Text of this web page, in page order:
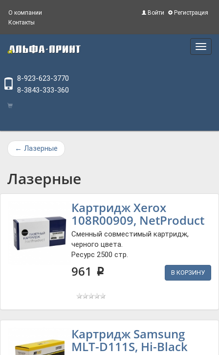
Войти Регистрация
О компании
Контакты
Main
Menu
8-923-623-3770
8-3843-333-360
← Лазерные
Лазерные
Картридж Xerox
108R00909, NetProduct
Сменный совместимый картридж,
черного цвета.
Ресурс 2500 стр.
961 p В КОРЗИНУ
Картридж Samsung
MLT-D111S, Hi-Black